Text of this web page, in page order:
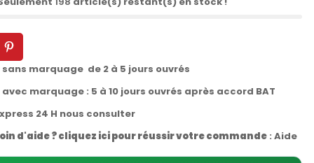
marquage de 2 à 5 jours ouvrés
marquage : 5 à 10 jours ouvrés après accord BAT
24 H nous consulter
d'aide ? cliquez ici pour réussir votre commande: Aide